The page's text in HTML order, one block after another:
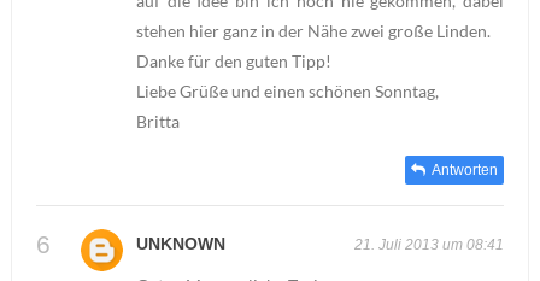
stehen hier ganz in der Nähe zwei große Linden.
Danke für den guten Tipp!
Liebe Grüße und einen schönen Sonntag,
Britta
Antworten
UNKNOWN 21. Juli 2013 um 08:41